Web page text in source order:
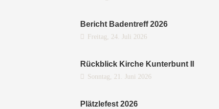
Bericht Badentreff 2026
Freitag, 24. Juli 2026
Rückblick Kirche Kunterbunt II
Sonntag, 21. Juni 2026
Plätzlefest 2026